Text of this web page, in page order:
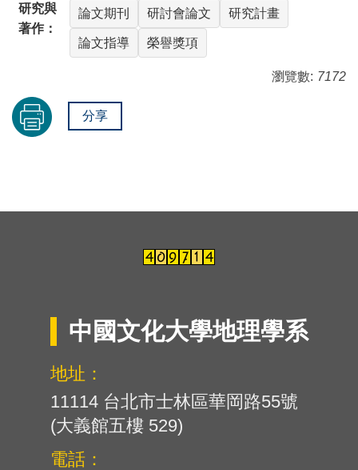
研究與
著作：
論文期刊 研討會論文 研究計畫
論文指導 榮譽獎項
瀏覽數: 7172
分享
中國文化大學地理學系
地址：
11114 台北市士林區華岡路55號
(大義館五樓 529)
電話：